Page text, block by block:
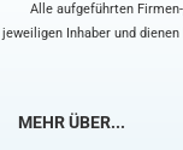
Alle aufgeführten
jeweiligen Inhaber und
MEHR ÜBER...